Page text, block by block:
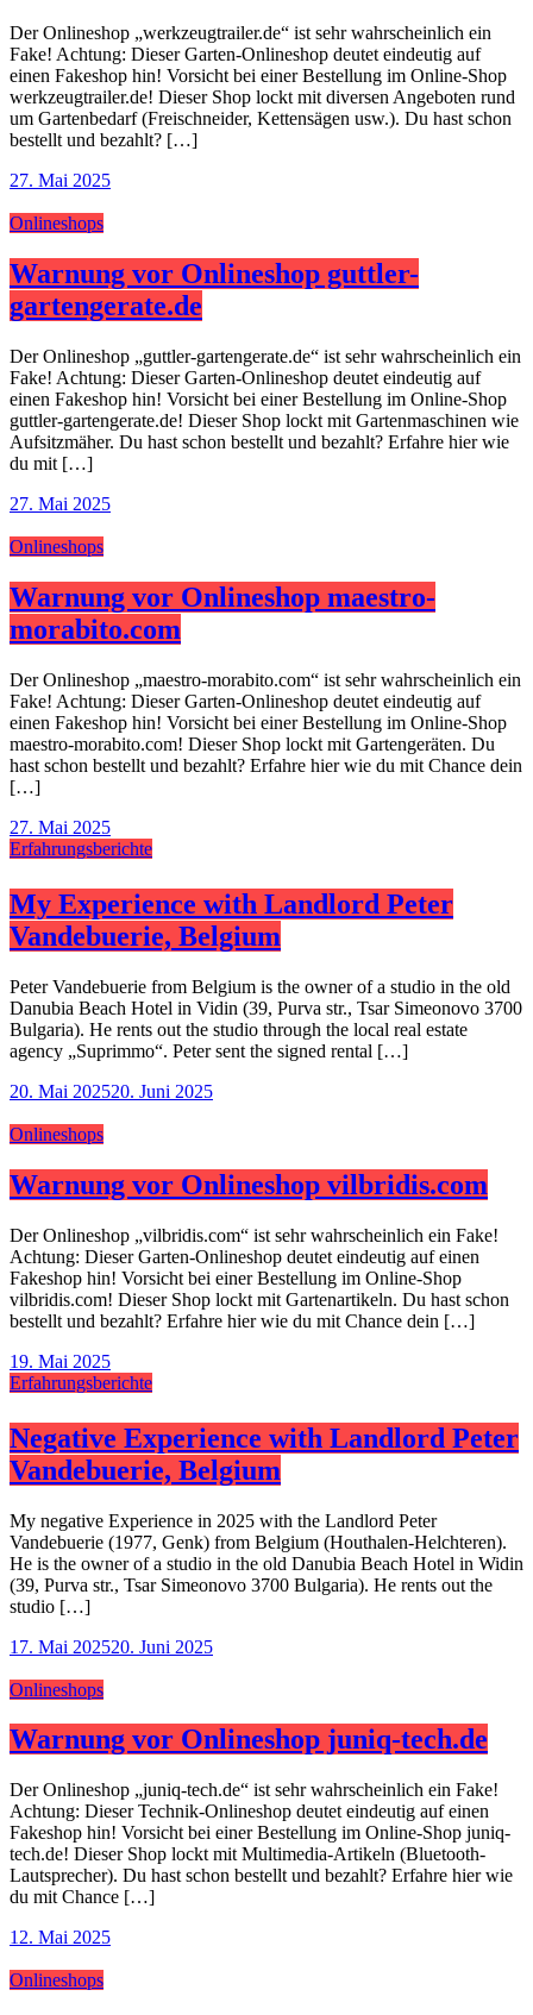
Der Onlineshop „werkzeugtrailer.de“ ist sehr wahrscheinlich ein
Fake! Achtung: Dieser Garten-Onlineshop deutet eindeutig auf
einen Fakeshop hin! Vorsicht bei einer Bestellung im Online-Shop
werkzeugtrailer.de! Dieser Shop lockt mit diversen Angeboten rund
um Gartenbedarf (Freischneider, Kettensägen usw.). Du hast schon
bestellt und bezahlt? […]
27. Mai 2025
Onlineshops
Warnung vor Onlineshop guttler-
gartengerate.de
Der Onlineshop „guttler-gartengerate.de“ ist sehr wahrscheinlich ein
Fake! Achtung: Dieser Garten-Onlineshop deutet eindeutig auf
einen Fakeshop hin! Vorsicht bei einer Bestellung im Online-Shop
guttler-gartengerate.de! Dieser Shop lockt mit Gartenmaschinen wie
Aufsitzmäher. Du hast schon bestellt und bezahlt? Erfahre hier wie
du mit […]
27. Mai 2025
Onlineshops
Warnung vor Onlineshop maestro-
morabito.com
Der Onlineshop „maestro-morabito.com“ ist sehr wahrscheinlich ein
Fake! Achtung: Dieser Garten-Onlineshop deutet eindeutig auf
einen Fakeshop hin! Vorsicht bei einer Bestellung im Online-Shop
maestro-morabito.com! Dieser Shop lockt mit Gartengeräten. Du
hast schon bestellt und bezahlt? Erfahre hier wie du mit Chance dein
[…]
27. Mai 2025
Erfahrungsberichte
My Experience with Landlord Peter
Vandebuerie, Belgium
Peter Vandebuerie from Belgium is the owner of a studio in the old
Danubia Beach Hotel in Vidin (39, Purva str., Tsar Simeonovo 3700
Bulgaria). He rents out the studio through the local real estate
agency „Suprimmo“. Peter sent the signed rental […]
20. Mai 202520. Juni 2025
Onlineshops
Warnung vor Onlineshop vilbridis.com
Der Onlineshop „vilbridis.com“ ist sehr wahrscheinlich ein Fake!
Achtung: Dieser Garten-Onlineshop deutet eindeutig auf einen
Fakeshop hin! Vorsicht bei einer Bestellung im Online-Shop
vilbridis.com! Dieser Shop lockt mit Gartenartikeln. Du hast schon
bestellt und bezahlt? Erfahre hier wie du mit Chance dein […]
19. Mai 2025
Erfahrungsberichte
Negative Experience with Landlord Peter
Vandebuerie, Belgium
My negative Experience in 2025 with the Landlord Peter
Vandebuerie (1977, Genk) from Belgium (Houthalen-Helchteren).
He is the owner of a studio in the old Danubia Beach Hotel in Widin
(39, Purva str., Tsar Simeonovo 3700 Bulgaria). He rents out the
studio […]
17. Mai 202520. Juni 2025
Onlineshops
Warnung vor Onlineshop juniq-tech.de
Der Onlineshop „juniq-tech.de“ ist sehr wahrscheinlich ein Fake!
Achtung: Dieser Technik-Onlineshop deutet eindeutig auf einen
Fakeshop hin! Vorsicht bei einer Bestellung im Online-Shop juniq-
tech.de! Dieser Shop lockt mit Multimedia-Artikeln (Bluetooth-
Lautsprecher). Du hast schon bestellt und bezahlt? Erfahre hier wie
du mit Chance […]
12. Mai 2025
Onlineshops